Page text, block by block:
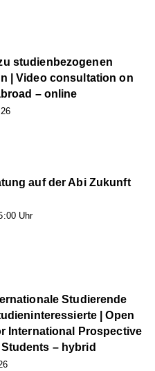
studienbezogenen
| Video consultation on
– online
auf der Abi Zukunft
Uhr
Studierende
| Open
International Prospective
– hybrid